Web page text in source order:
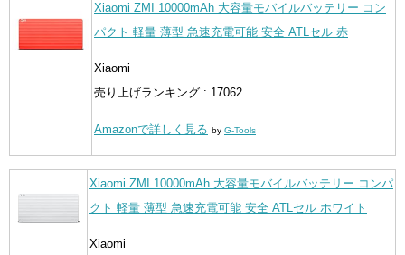
Xiaomi ZMI 10000mAh 大容量モバイルバッテリー コン
パクト 軽量 薄型 急速充電可能 安全 ATLセル 赤
Xiaomi
売り上げランキング : 17062
Amazonで詳しく見る by G-Tools
Xiaomi ZMI 10000mAh 大容量モバイルバッテリー コンパ
クト 軽量 薄型 急速充電可能 安全 ATLセル ホワイト
Xiaomi